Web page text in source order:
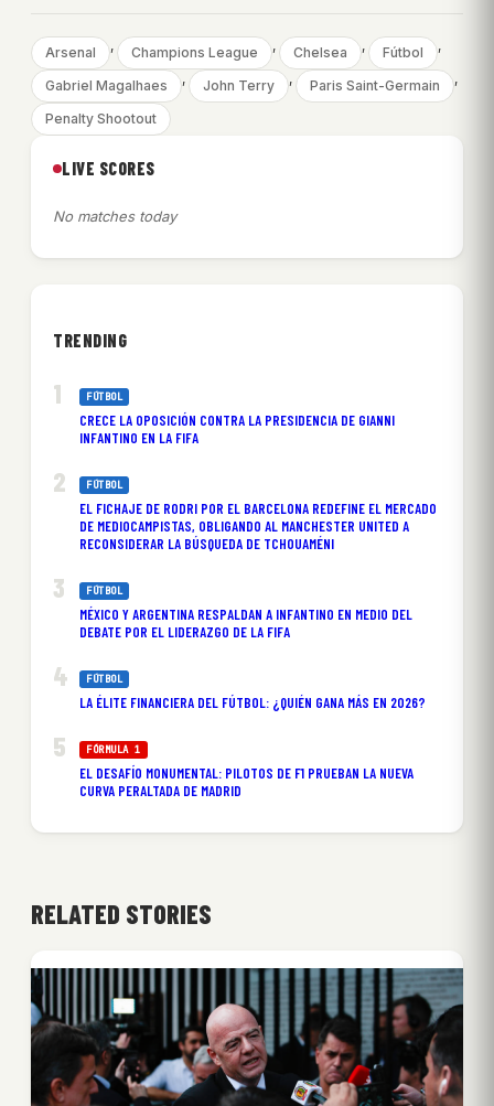
Arsenal , Champions League , Chelsea , Fútbol ,
Gabriel Magalhaes , John Terry , Paris Saint-Germain ,
Penalty Shootout
LIVE SCORES
No matches today
TRENDING
FÚTBOL
CRECE LA OPOSICIÓN CONTRA LA PRESIDENCIA DE GIANNI
INFANTINO EN LA FIFA
FÚTBOL
EL FICHAJE DE RODRI POR EL BARCELONA REDEFINE EL MERCADO
DE MEDIOCAMPISTAS, OBLIGANDO AL MANCHESTER UNITED A
RECONSIDERAR LA BÚSQUEDA DE TCHOUAMÉNI
FÚTBOL
MÉXICO Y ARGENTINA RESPALDAN A INFANTINO EN MEDIO DEL
DEBATE POR EL LIDERAZGO DE LA FIFA
FÚTBOL
LA ÉLITE FINANCIERA DEL FÚTBOL: ¿QUIÉN GANA MÁS EN 2026?
FÓRMULA 1
EL DESAFÍO MONUMENTAL: PILOTOS DE F1 PRUEBAN LA NUEVA
CURVA PERALTADA DE MADRID
RELATED STORIES